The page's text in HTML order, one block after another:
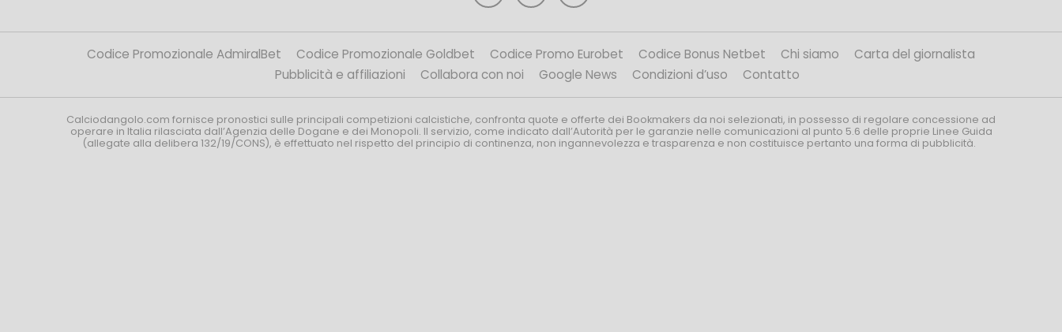
Codice Promozionale AdmiralBet Codice Promozionale Goldbet Codice Promo Eurobet Codice Bonus Netbet Chi siamo
Carta del giornalista
Pubblicità e affiliazioni
Collabora con noi Google News Condizioni d’uso Contatto
Calciodangolo.com fornisce pronostici sulle principali competizioni calcistiche, confronta quote e offerte dei Bookmakers da noi selezionati, in possesso di regolare concessione ad
operare in Italia rilasciata dall’Agenzia delle Dogane e dei Monopoli. Il servizio, come indicato dall’Autorità per le garanzie nelle comunicazioni al punto 5.6 delle proprie Linee Guida
(allegate alla delibera 132/19/CONS), è effettuato nel rispetto del principio di continenza, non ingannevolezza e trasparenza e non costituisce pertanto una forma di pubblicità.